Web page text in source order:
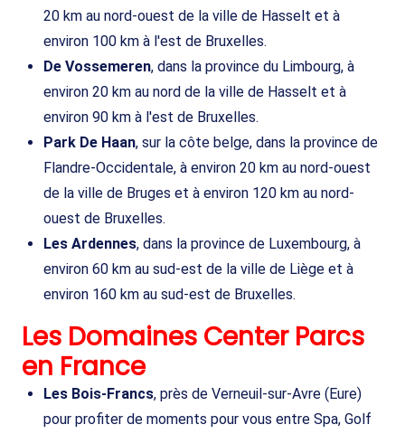
20 km au nord-ouest de la ville de Hasselt et à
environ 100 km à l'est de Bruxelles.
De Vossemeren, dans la province du Limbourg, à
environ 20 km au nord de la ville de Hasselt et à
environ 90 km à l'est de Bruxelles.
Park De Haan, sur la côte belge, dans la province de
Flandre-Occidentale, à environ 20 km au nord-ouest
de la ville de Bruges et à environ 120 km au nord-
ouest de Bruxelles.
Les Ardennes, dans la province de Luxembourg, à
environ 60 km au sud-est de la ville de Liège et à
environ 160 km au sud-est de Bruxelles.
Les Domaines Center Parcs
en France
Les Bois-Francs, près de Verneuil-sur-Avre (Eure)
pour profiter de moments pour vous entre Spa, Golf